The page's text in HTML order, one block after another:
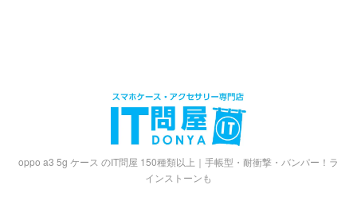
oppo a3 5g ケース のIT問屋 150種類以上｜手帳型・耐衝撃・バンパー！ラ
インストーンも